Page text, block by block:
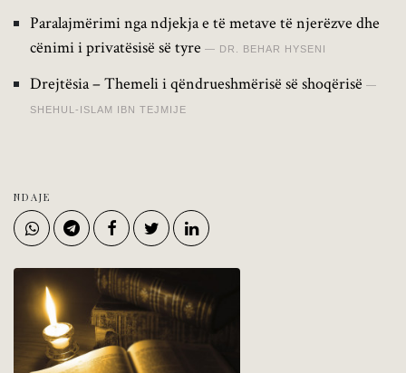
Paralajmërimi nga ndjekja e të metave të njerëzve dhe
cënimi i privatësisë së tyre
DR. BEHAR HYSENI
Drejtësia – Themeli i qëndrueshmërisë së shoqërisë
SHEHUL-ISLAM IBN TEJMIJE
NDAJE